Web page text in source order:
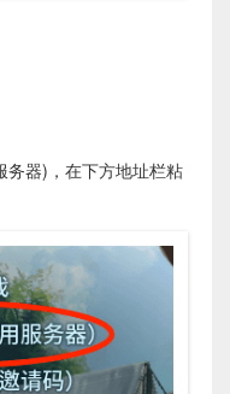
务器)，在下方地址栏粘